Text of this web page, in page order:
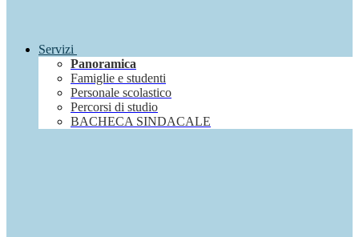
Servizi
Panoramica
Famiglie e studenti
Personale scolastico
Percorsi di studio
BACHECA SINDACALE